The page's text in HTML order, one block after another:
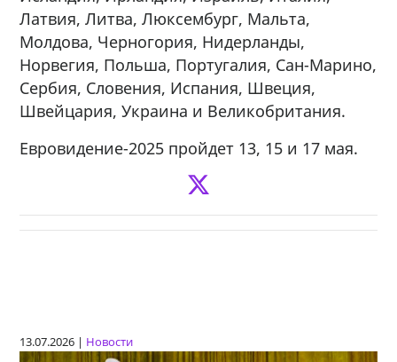
Латвия, Литва, Люксембург, Мальта,
Молдова, Черногория, Нидерланды,
Норвегия, Польша, Португалия, Сан-Марино,
Сербия, Словения, Испания, Швеция,
Швейцария, Украина и Великобритания.
Евровидение-2025 пройдет 13, 15 и 17 мая.
13.07.2026 | Новости